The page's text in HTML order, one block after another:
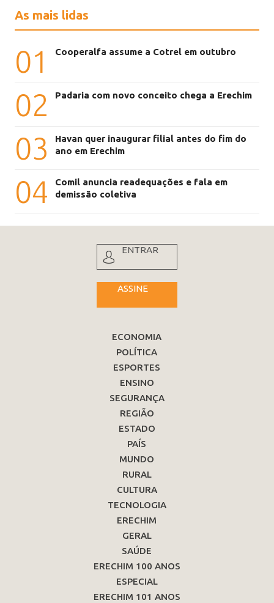
As mais lidas
01 Cooperalfa assume a Cotrel em outubro
02 Padaria com novo conceito chega a Erechim
03
Havan quer inaugurar filial antes do fim do
ano em Erechim
04
Comil anuncia readequações e fala em
demissão coletiva
ENTRAR
ASSINE
ECONOMIA
POLÍTICA
ESPORTES
ENSINO
SEGURANÇA
REGIÃO
ESTADO
PAÍS
MUNDO
RURAL
CULTURA
TECNOLOGIA
ERECHIM
GERAL
SAÚDE
ERECHIM 100 ANOS
ESPECIAL
ERECHIM 101 ANOS